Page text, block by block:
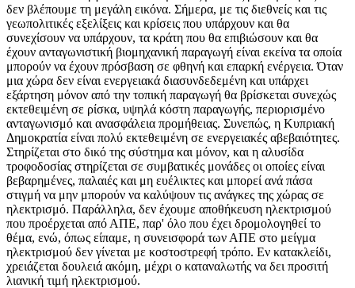
δεν βλέπουμε τη μεγάλη εικόνα. Σήμερα, με τις διεθνείς και τις
γεωπολιτικές εξελίξεις και κρίσεις που υπάρχουν και θα
συνεχίσουν να υπάρχουν, τα κράτη που θα επιβιώσουν και θα
έχουν ανταγωνιστική βιομηχανική παραγωγή είναι εκείνα τα οποία
μπορούν να έχουν πρόσβαση σε φθηνή και επαρκή ενέργεια. Όταν
μια χώρα δεν είναι ενεργειακά διασυνδεδεμένη και υπάρχει
εξάρτηση μόνον από την τοπική παραγωγή θα βρίσκεται συνεχώς
εκτεθειμένη σε ρίσκα, υψηλά κόστη παραγωγής, περιορισμένο
ανταγωνισμό και ανασφάλεια προμήθειας. Συνεπώς, η Κυπριακή
Δημοκρατία είναι πολύ εκτεθειμένη σε ενεργειακές αβεβαιότητες.
Στηρίζεται στο δικό της σύστημα και μόνον, και η αλυσίδα
τροφοδοσίας στηρίζεται σε συμβατικές μονάδες οι οποίες είναι
βεβαρημένες, παλαιές και μη ευέλικτες και μπορεί ανά πάσα
στιγμή να μην μπορούν να καλύψουν τις ανάγκες της χώρας σε
ηλεκτρισμό. Παράλληλα, δεν έχουμε αποθήκευση ηλεκτρισμού
που προέρχεται από ΑΠΕ, παρ' όλο που έχει δρομολογηθεί το
θέμα, ενώ, όπως είπαμε, η συνεισφορά των ΑΠΕ στο μείγμα
ηλεκτρισμού δεν γίνεται με κοστοστρεφή τρόπο. Εν κατακλείδι,
χρειάζεται δουλειά ακόμη, μέχρι ο καταναλωτής να δει προσιτή
λιανική τιμή ηλεκτρισμού.